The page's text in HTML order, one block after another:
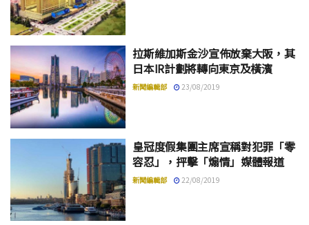
拉斯維加斯金沙宣佈放棄大阪，其
日本IR計劃將轉向東京及橫濱
新聞編輯部 23/08/2019
皇冠度假集團主席宣稱對犯罪「零
容忍」，抨擊「煽情」媒體報道
新聞編輯部 22/08/2019